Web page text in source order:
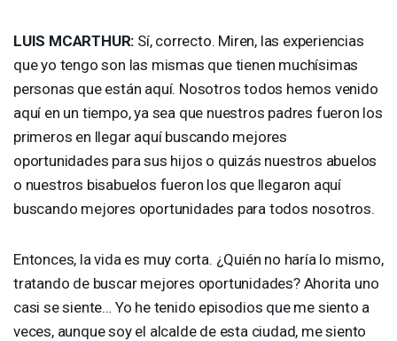
LUIS MCARTHUR: Sí, correcto. Miren, las experiencias
que yo tengo son las mismas que tienen muchísimas
personas que están aquí. Nosotros todos hemos venido
aquí en un tiempo, ya sea que nuestros padres fueron los
primeros en llegar aquí buscando mejores
oportunidades para sus hijos o quizás nuestros abuelos
o nuestros bisabuelos fueron los que llegaron aquí
buscando mejores oportunidades para todos nosotros.
Entonces, la vida es muy corta. ¿Quién no haría lo mismo,
tratando de buscar mejores oportunidades? Ahorita uno
casi se siente… Yo he tenido episodios que me siento a
veces, aunque soy el alcalde de esta ciudad, me siento